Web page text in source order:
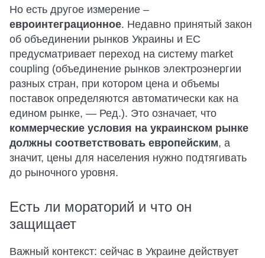
Но есть другое измерение –
евроинтеграционное. Недавно принятый закон
об объединении рынков Украины и ЕС
предусматривает переход на систему market
coupling (объединение рынков электроэнергии
разных стран, при котором цена и объемы
поставок определяются автоматически как на
едином рынке, — Ред.). Это означает, что
коммерческие условия на украинском рынке
должны соответствовать европейским, а
значит, цены для населения нужно подтягивать
до рыночного уровня.
Есть ли мораторий и что он
защищает
Важный контекст: сейчас в Украине действует